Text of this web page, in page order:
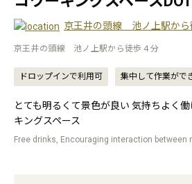
京王井の頭線 池ノ上駅から
京王井の頭線 池ノ上駅から徒歩４分
ドロップインで利用可 集中して作業がで
とても明るくて景色が良い 気持ちよく
キングスペース
Free drinks, Encouraging interaction between